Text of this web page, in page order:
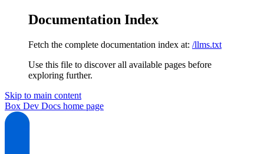
Documentation Index
Fetch the complete documentation index at: /llms.txt
Use this file to discover all available pages before
exploring further.
Skip to main content
Box Dev Docs home page